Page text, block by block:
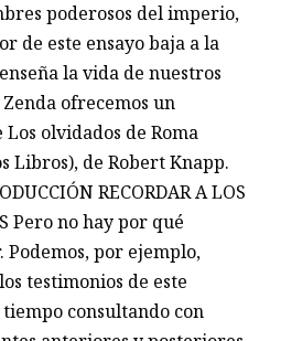
poderosos del imperio,
de este ensayo baja a la
la vida de nuestros
ofrecemos un
olvidados de Roma
Libros), de Robert Knapp.
RECORDAR A LOS
Pero no hay por qué
Podemos, por ejemplo,
testimonios de este
consultando con